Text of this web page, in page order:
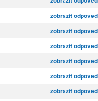
zobrazit odpověď
zobrazit odpověď
zobrazit odpověď
zobrazit odpověď
zobrazit odpověď
zobrazit odpověď